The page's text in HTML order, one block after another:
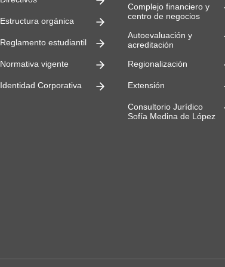
Estructura orgánica
Reglamento estudiantil
Normativa vigente
Identidad Corporativa
Complejo financiero y
centro de negocios
Autoevaluación y
acreditación
Regionalización
Extensión
Consultorio Jurídico
Sofía Medina de López